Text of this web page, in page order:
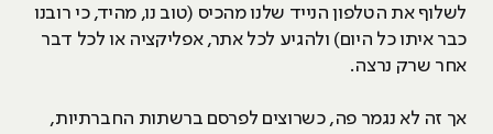
לשלוף את הטלפון הנייד שלנו מהכיס (טוב נו, מהיד, כי רובנו
כבר איתו כל היום) ולהגיע לכל אתר, אפליקציה או לכל דבר
אחר שרק נרצה.
אך זה לא נגמר פה, כשרוצים לפרסם ברשתות החברתיות,